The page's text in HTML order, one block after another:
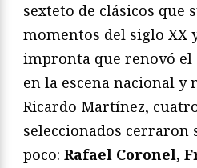
sexteto de clásicos que
momentos del siglo XX
impronta que renovó el
en la escena nacional y
Ricardo Martínez,
seleccionados cerraron
poco: Rafael Coronel,